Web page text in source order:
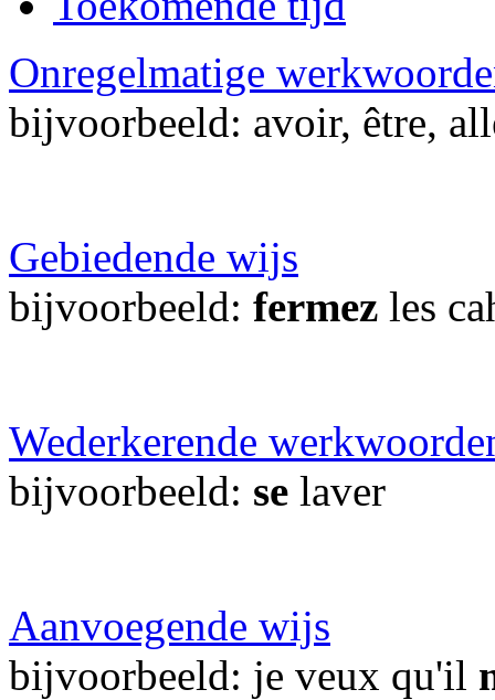
Onregelmatige
bijvoorbeeld: avoir, être,
Gebiedende wijs
bijvoorbeeld: fermez les
Wederkerende
bijvoorbeeld: se laver
Aanvoegende wijs
bijvoorbeeld: je veux qu'il